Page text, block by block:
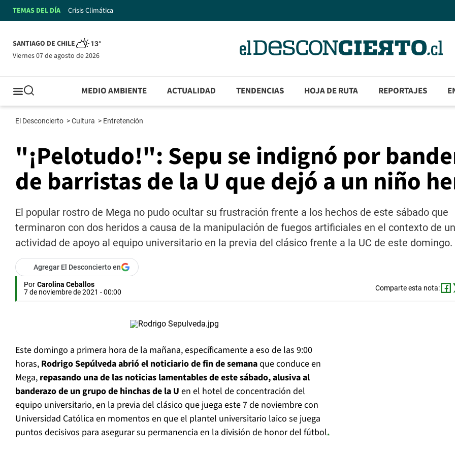
TEMAS DEL DÍA Crisis Climática
SANTIAGO DE CHILE 13°
viernes 07 de agosto de 2026
MEDIO AMBIENTE ACTUALIDAD TENDENCIAS HOJA DE RUTA REPORTAJES
El Desconcierto >Cultura > Entretención
"¡Pelotudo!": Sepu se indignó por
de barristas de la U que dejó a un niño
El popular rostro de Mega no pudo ocultar su frustración frente a los hechos de este sábado que
terminaron con dos heridos a causa de la manipulación de fuegos artificiales en el contexto de
actividad de apoyo al equipo universitario en la previa del clásico frente a la UC de este domingo.
Agregar El Desconcierto en
Por Carolina Ceballos
7 de noviembre de 2021 - 00:00
Comparte esta nota:
Este domingo a primera hora de la mañana, específicamente a eso de las 9:00
horas, Rodrigo Sepúlveda abrió el noticiario de fin de semanaque conduce en
Mega, repasando una de las noticias lamentables de este sábado, alusiva al
banderazo de un grupo de hinchas de la U en el hotel de concentración del
equipo universitario, en la previa del clásico que juega este 7 de noviembre con
Universidad Católica en momentos en que el plantel universitario laico se juega
puntos decisivos para asegurar su permanencia en la división de honor del fútbol.